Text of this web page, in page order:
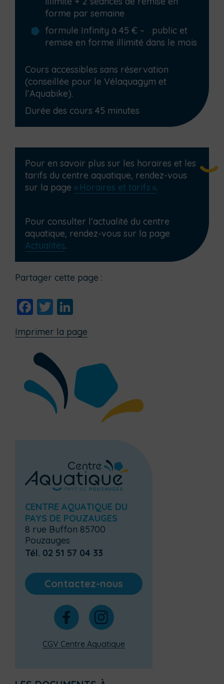
CENTRE AQUATIQUE DU
PAYS DE POUZAUGES
8 rue Buffon 85700
Pouzauges
Tél. 02 51 57 04 33
Contactez-nous
CGV Centre Aquatique
forme par semaine
formule Infinity à 45 € – public et
remise en forme illimité dans le mois
Cours accessibles sans réservation
(conseillée pour le Vélaquagym et
l’Aquabike).
Durée des cours 45 minutes
Pour en savoir plus sur les horaires et les
tarifs du centre aquatique, rendez-vous
sur la page « Horaires et tarifs ».
Pour consulter l’actualité du centre
aquatique, rendez-vous sur la page
Actualités.
Partager cette page :
Facebook
Twitter
Imprimer la page